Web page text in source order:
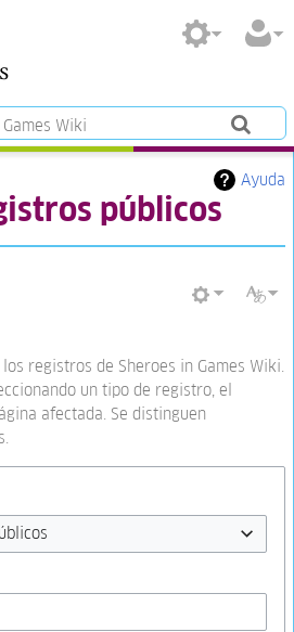
Ayuda
públicos
registros de Sheroes in Games Wiki.
un tipo de registro, el
afectada. Se distinguen